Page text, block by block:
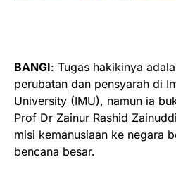
BANGI: Tugas hakikinya
perubatan dan pensyarah di
University (IMU), namun ia
Prof Dr Zainur Rashid
misi kemanusiaan ke negara
bencana besar.